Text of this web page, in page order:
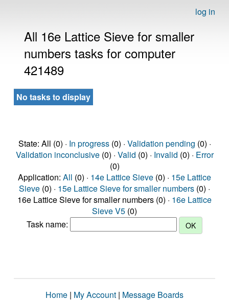
log in
All 16e Lattice Sieve for smaller
numbers tasks for computer
421489
No tasks to display
State: All (0) · In progress(0) · Validation pending (0) ·
Validation inconclusive(0) · Valid (0) · Invalid (0) · Error
(0)
Application: All (0) · 14e Lattice Sieve (0) · 15e Lattice
Sieve (0) · 15e Lattice Sieve for smaller numbers (0) ·
16e Lattice Sieve for smaller numbers (0) · 16e Lattice
Sieve V5 (0)
Task name:
Home | My Account | Message Boards